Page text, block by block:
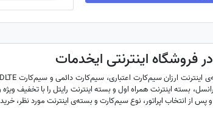
فروشگاه اینترنتی ایخدمات
بسته اینترنت همراه اول و بسته اینترنت رایتل را با تخفیف
پس از انتخاب اپراتور، نوع سیم‌کارت و بسته‌ی اینترنت مورد نظر،